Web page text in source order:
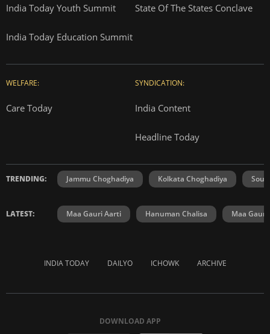
India Today Youth Summit State Of The States Conclave
India Today Education Summit
WELFARE:
Care Today
SYNDICATION:
India Content
Headline Today
TRENDING: Jammu Choghadiya Kolkata Choghadiya
LATEST: Maa Gauri Aarti Hanuman Chalisa Maa Gauri
INDIA TODAY DAILYO ICHOWK ARCHIVE
DOWNLOAD APP